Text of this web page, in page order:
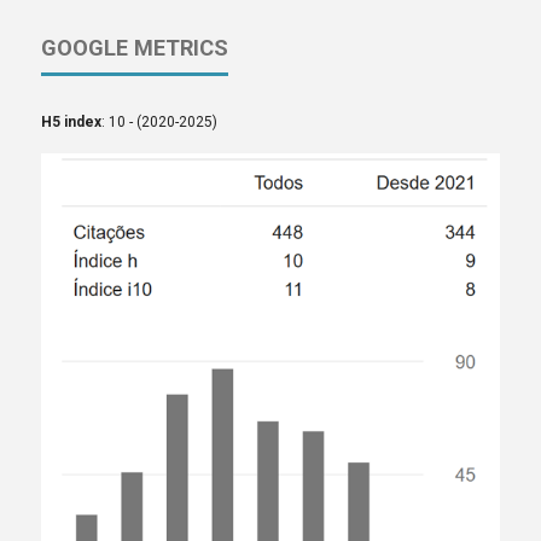
GOOGLE METRICS
H5 index: 10 - (2020-2025)